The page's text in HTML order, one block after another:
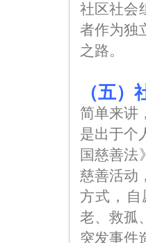
社区社会
者作为独
之路。
（五
简单来讲
是出于个
国慈善法
慈善活动
方式，自
老、救孤
突发事件